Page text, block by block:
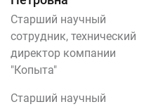
Старший научный
сотрудник, технический
директор компании
"Копыта"
Старший научный